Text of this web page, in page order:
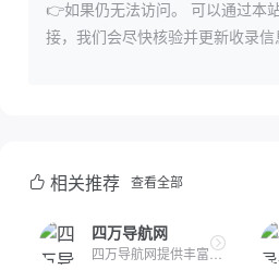
👉如果仍无法访问。
可以通过本
接，我们会尽快核验并更新收录信
相关推荐 查看全部
四万导航网
四万导航网提供丰富实用的在线工具和AI工具集，帮助您轻松处理...